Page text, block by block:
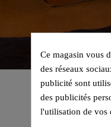
Ce magasin vous
des réseaux
publicité sont
des publicités
l'utilisation de vos